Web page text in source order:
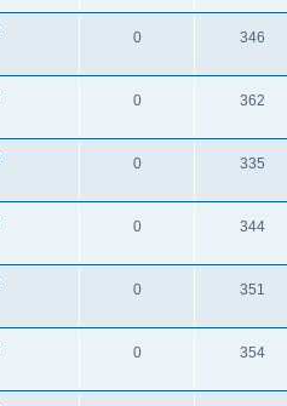
0 346
0 362
0 335
0 344
0 351
0 354